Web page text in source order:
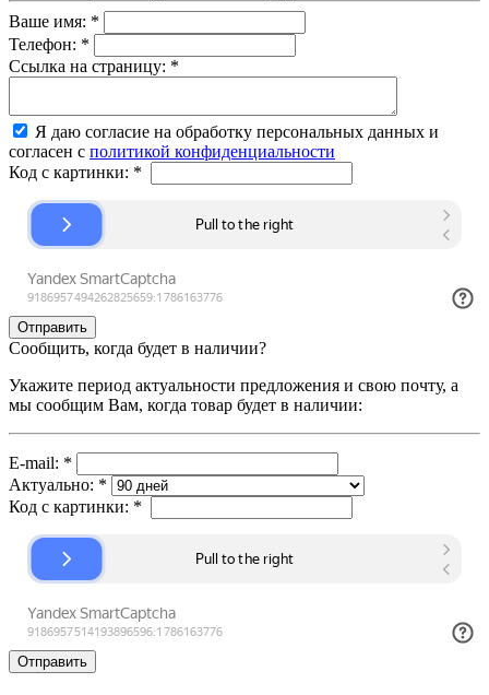
Ваше имя: *
Телефон: *
Ссылка на страницу: *
Я даю согласие на обработку персональных данных и
согласен с политикой конфиденциальности
Код с картинки: *
Сообщить, когда будет в наличии?
Укажите период актуальности предложения и свою почту, а
мы сообщим Вам, когда товар будет в наличии:
E-mail: *
Актуально: *
Код с картинки: *